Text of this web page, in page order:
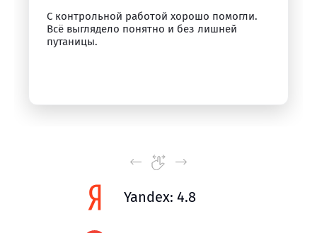
С контрольной работой хорошо помогли.
Всё выглядело понятно и без лишней
путаницы.
Yandex: 4.8